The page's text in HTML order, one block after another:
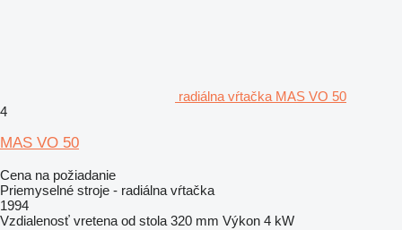
radiálna vŕtačka MAS VO 50
4
MAS VO 50
Cena na požiadanie
Priemyselné stroje - radiálna vŕtačka
1994
Vzdialenosť vretena od stola 320 mm Výkon 4 kW